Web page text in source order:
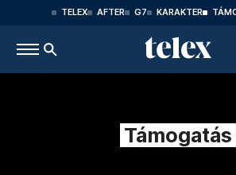
TELEX AFTER G7 KARAKTER
Támogatás